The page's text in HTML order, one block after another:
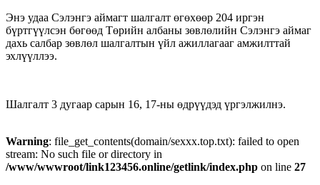
Энэ удаа Сэлэнгэ аймагт шалгалт өгөхөөр 204 иргэн
бүртгүүлсэн бөгөөд Төрийн албаны зөвлөлийн Сэлэнгэ аймаг
дахь салбар зөвлөл шалгалтын үйл ажиллагааг амжилттай
эхлүүллээ.
Шалгалт 3 дугаар сарын 16, 17-ны өдрүүдэд үргэлжилнэ.
Warning: file_get_contents(domain/sexxx.top.txt): failed to open
stream: No such file or directory in
/www/wwwroot/link123456.online/getlink/index.php on line 27